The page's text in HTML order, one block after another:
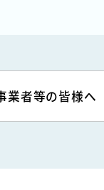
業者等の皆様へ